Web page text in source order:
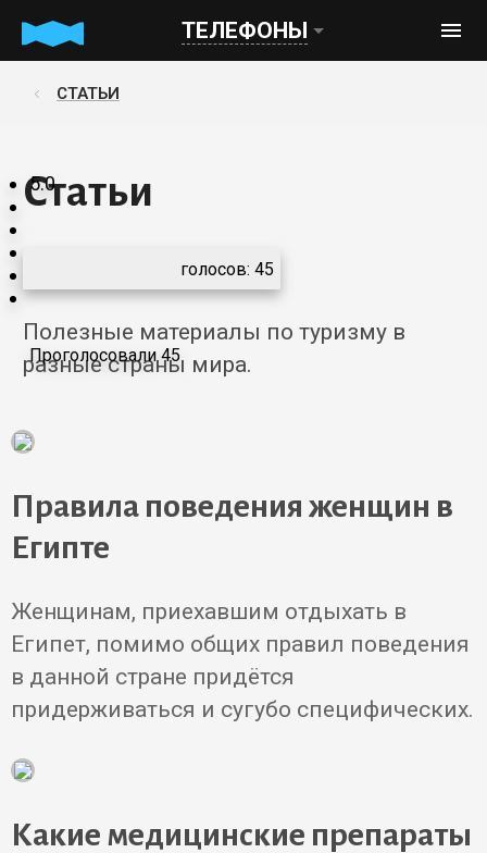
ТЕЛЕФОНЫ
СТАТЬИ
Статьи
5.0
Проголосовали 45
голосов: 45
Полезные материалы по туризму в
разные страны мира.
Правила поведения женщин в
Египте
Женщинам, приехавшим отдыхать в
Египет, помимо общих правил поведения
в данной стране придётся
придерживаться и сугубо специфических.
Какие медицинские препараты